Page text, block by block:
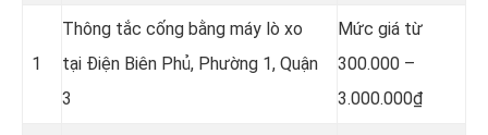
1
Thông tắc cống bằng máy lò xo
tại Điện Biên Phủ, Phường 1, Quận
3
Mức giá từ
300.000 –
3.000.000₫